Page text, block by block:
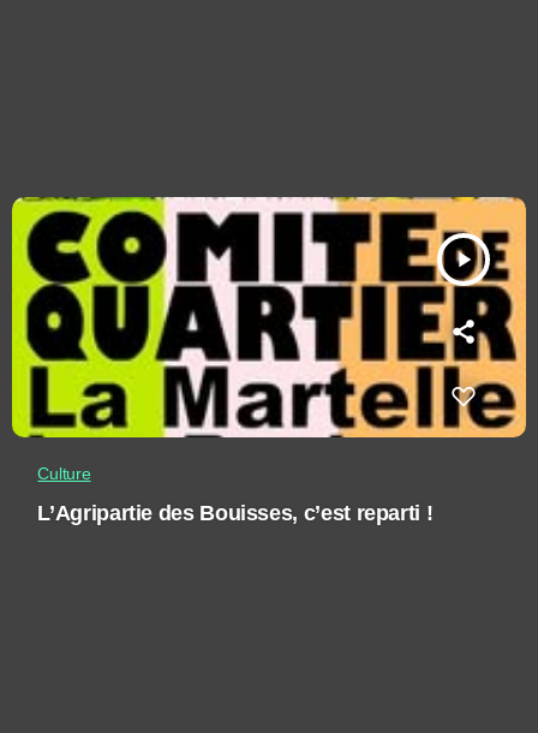
play_arrow
Culture
L’Agripartie des Bouisses, c’est reparti !